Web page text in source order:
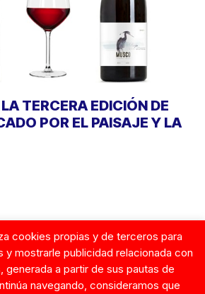
TERCERA EDICIÓN DE
POR EL PAISAJE Y LA
cookies propias y de terceros para
y mostrarle publicidad relacionada con
generada a partir de sus pautas de
navegando, consideramos que